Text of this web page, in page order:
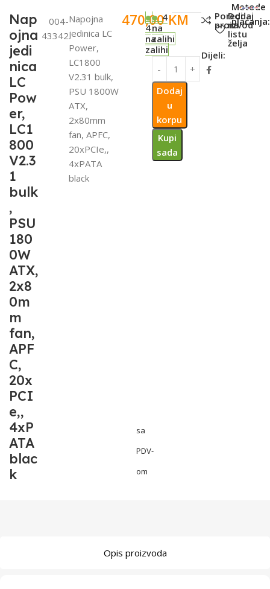
Nap
ojna
jedi
nica
LC
Pow
er,
LC1
800
V2.3
1
bulk
,
PSU
180
0W
ATX,
2x8
0m
m
fan,
APF
C,
20x
PCI
e,,
4xP
ATA
blac
k
004-
43342
Napojna
jedinica LC
Power,
LC1800
V2.31 bulk,
PSU 1800W
ATX,
2x80mm
fan, APFC,
20xPCIe,,
4xPATA
black
470,00KM
sa
PDV-
om
4
na
zalihi
4
na
zalihi
Dodaj
u
korpu
Kupi
sada
Poredi
proizvod
Dodaj
na
listu
želja
Dijeli:
Metode
plaćanja:
Opis proizvoda